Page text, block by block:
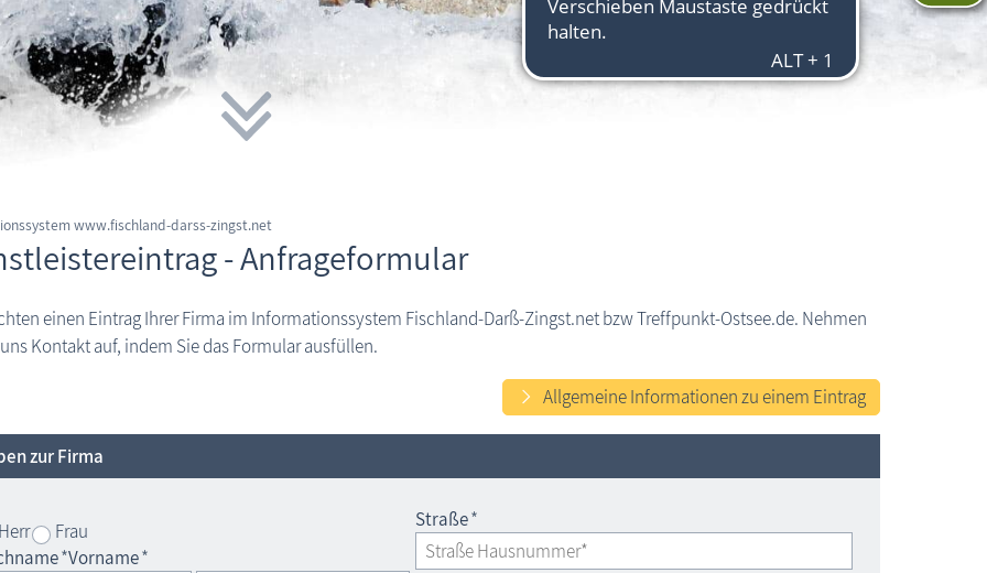
Informationssystem Fischland-Darß-Zingst
www.fischland-darss-zingst.net
- Anfrageformular
einen Eintrag Ihrer Firma im Informationssystem Fischland-Darß-Zingst.net bzw Treffpunkt-Ostsee.de. Nehmen
Kontakt auf, indem Sie das Formular ausfüllen.
Allgemeine Informationen zu einem Eintrag
zur Firma
Herr
Frau
*Vorname*
Straße*